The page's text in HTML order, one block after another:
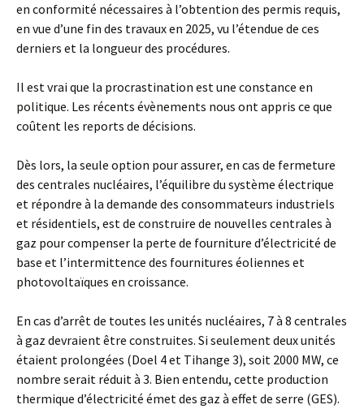
en conformité nécessaires à l’obtention des permis requis,
en vue d’une fin des travaux en 2025, vu l’étendue de ces
derniers et la longueur des procédures.
Il est vrai que la procrastination est une constance en
politique. Les récents évènements nous ont appris ce que
coûtent les reports de décisions.
Dès lors, la seule option pour assurer, en cas de fermeture
des centrales nucléaires, l’équilibre du système électrique
et répondre à la demande des consommateurs industriels
et résidentiels, est de construire de nouvelles centrales à
gaz pour compenser la perte de fourniture d’électricité de
base et l’intermittence des fournitures éoliennes et
photovoltaïques en croissance.
En cas d’arrêt de toutes les unités nucléaires, 7 à 8 centrales
à gaz devraient être construites. Si seulement deux unités
étaient prolongées (Doel 4 et Tihange 3), soit 2000 MW, ce
nombre serait réduit à 3. Bien entendu, cette production
thermique d’électricité émet des gaz à effet de serre (GES).